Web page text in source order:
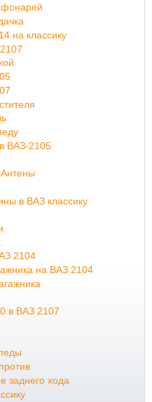
фонарей
на классику
ВАЗ-2105
Антены
в ВАЗ классику
2104
на ВАЗ 2104
в ВАЗ 2107
заднего хода